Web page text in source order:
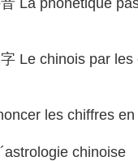
Le chinois par
les chiffres
chinoise